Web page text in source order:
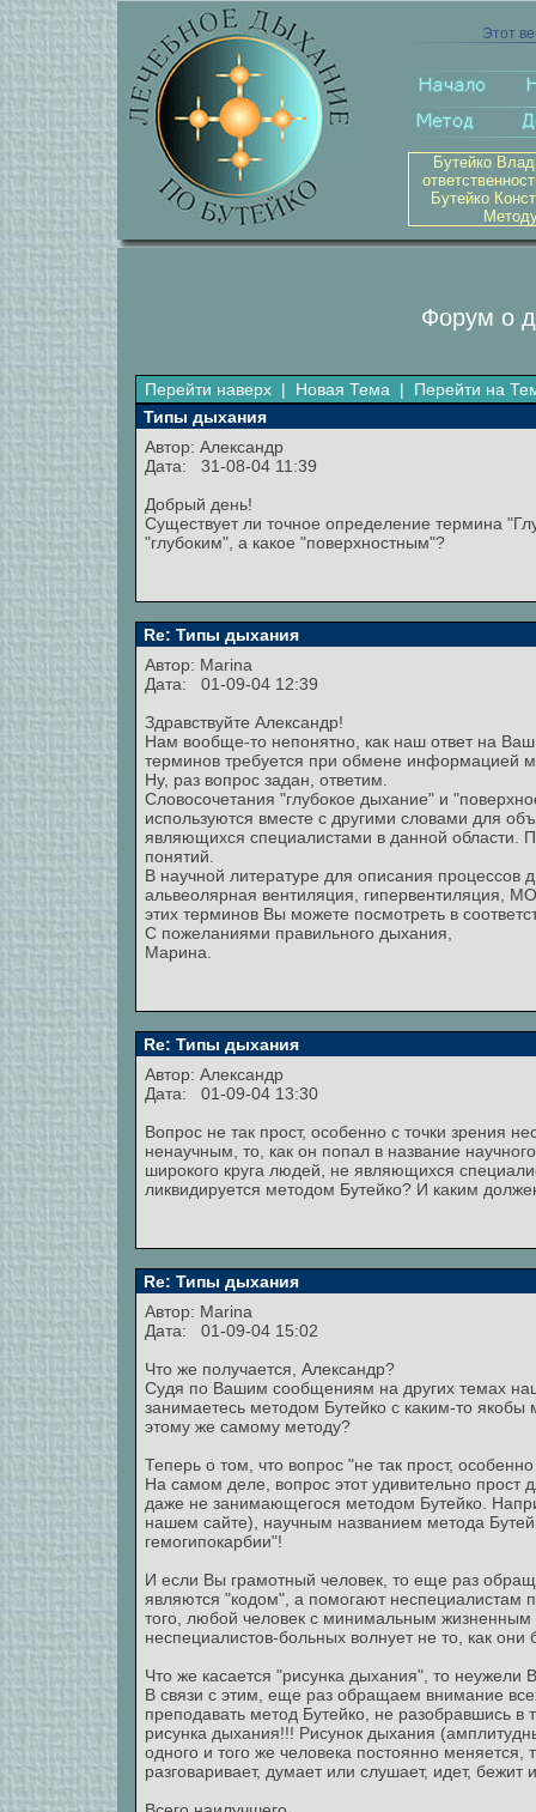
Этот
Бутейко
Бутейко
Форум о
Перейти наверх | Новая Тема | Перейти на
Типы дыхания
Автор: Александр
Дата: 31-08-04 11:39
Добрый день!
Существует ли точное определение термина
"глубоким", а какое "поверхностным"?
Re: Типы дыхания
Автор: Marina
Дата: 01-09-04 12:39
Здравствуйте Александр!
Нам вообще-то непонятно, как наш ответ на
терминов требуется при обмене информацией
Ну, раз вопрос задан, ответим.
Словосочетания "глубокое дыхание" и
используются вместе с другими словами для
являющихся специалистами в данной области.
понятий.
В научной литературе для описания процессов
альвеолярная вентиляция, гипервентиляция,
этих терминов Вы можете посмотреть в
С пожеланиями правильного дыхания,
Марина.
Re: Типы дыхания
Автор: Александр
Дата: 01-09-04 13:30
Вопрос не так прост, особенно с точки зрения
ненаучным, то, как он попал в название
широкого круга людей, не являющихся
ликвидируется методом Бутейко? И каким
Re: Типы дыхания
Автор: Marina
Дата: 01-09-04 15:02
Что же получается, Александр?
Судя по Вашим сообщениям на других темах
занимаетесь методом Бутейко с каким-то якобы
этому же самому методу?
Теперь о том, что вопрос "не так прост,
На самом деле, вопрос этот удивительно
даже не занимающегося методом Бутейко.
нашем сайте), научным названием метода
гемогипокарбии"!
И если Вы грамотный человек, то еще раз
являются "кодом", а помогают неспециалистам
того, любой человек с минимальным
неспециалистов-больных волнует не то, как
Что же касается "рисунка дыхания", то
В связи с этим, еще раз обращаем внимание
преподавать метод Бутейко, не
рисунка дыхания!!! Рисунок дыхания
одного и того же человека постоянно меняется,
разговаривает, думает или слушает, идет, бежит